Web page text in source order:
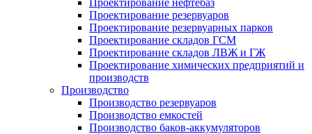
Проектирование нефтебаз
Проектирование резервуаров
Проектирование резервуарных парков
Проектирование складов ГСМ
Проектирование складов ЛВЖ и ГЖ
Проектирование химических предприятий и
производств
Производство
Производство резервуаров
Производство емкостей
Производство баков-аккумуляторов